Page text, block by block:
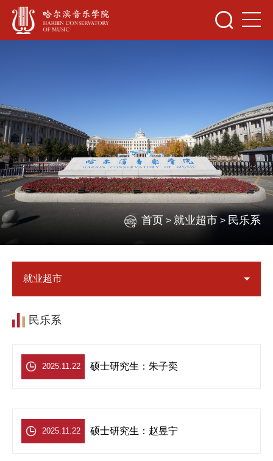
首页 > 就业超市 > 民乐系
就业超市
民乐系
2025.11.22 硕士研究生：朱子奕
2025.11.22 硕士研究生：赵昱宁